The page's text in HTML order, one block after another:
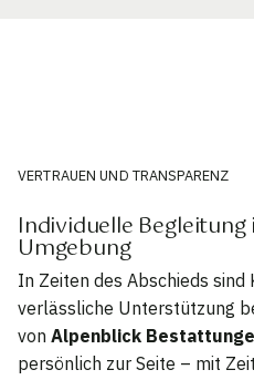
VERTRAUEN UND TRANSPARENZ
Individuelle
Umgebung
In Zeiten des Abschieds
verlässliche Unterstützung
von Alpenblick
persönlich zur Seite – mit